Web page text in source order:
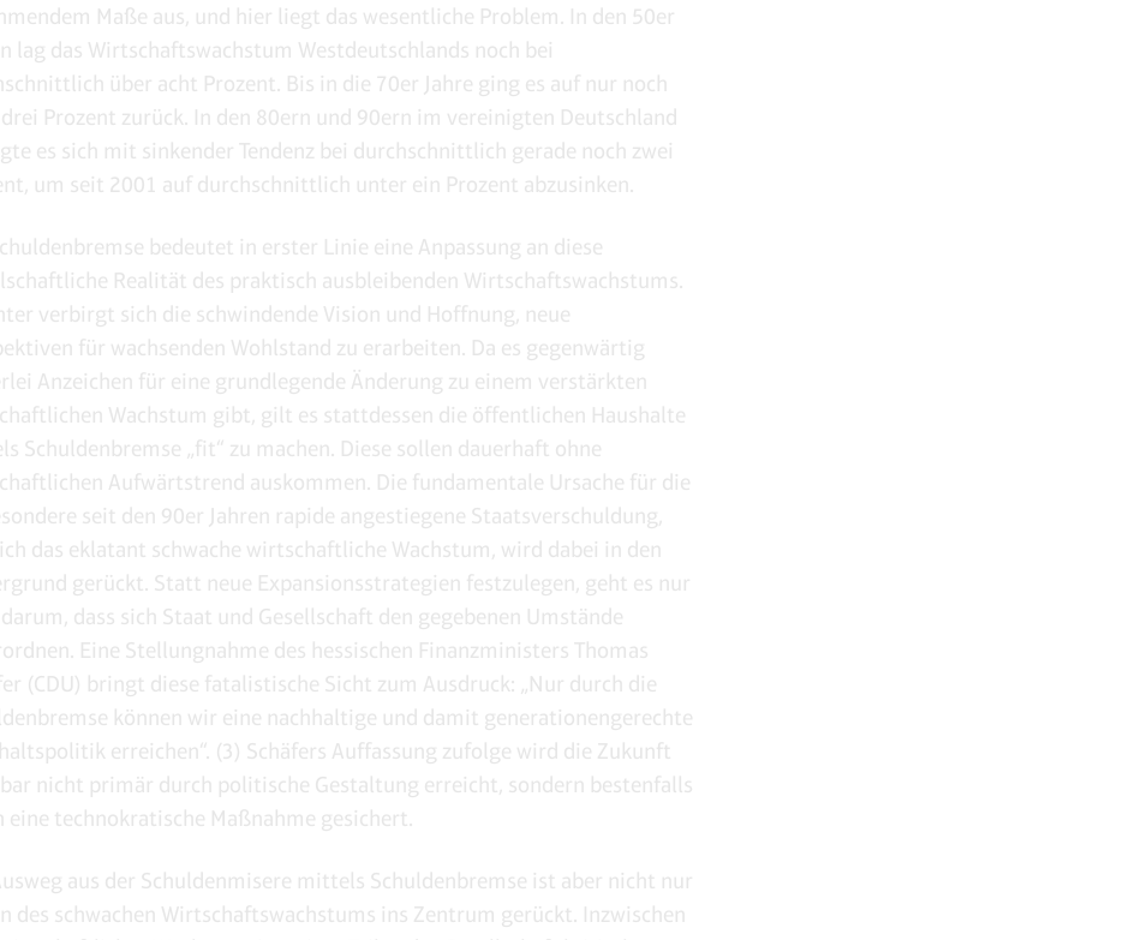
Maße aus, und hier liegt das wesentliche Problem. In den 50er
lag das Wirtschaftswachstum Westdeutschlands noch bei
über acht Prozent. Bis in die 70er Jahre ging es auf nur noch
Prozent zurück. In den 80ern und 90ern im vereinigten Deutschland
es sich mit sinkender Tendenz bei durchschnittlich gerade noch zwei
um seit 2001 auf durchschnittlich unter ein Prozent abzusinken.
bedeutet in erster Linie eine Anpassung an diese
Realität des praktisch ausbleibenden Wirtschaftswachstums.
verbirgt sich die schwindende Vision und Hoffnung, neue
für wachsenden Wohlstand zu erarbeiten. Da es gegenwärtig
Anzeichen für eine grundlegende Änderung zu einem verstärkten
Wachstum gibt, gilt es stattdessen die öffentlichen Haushalte
Schuldenbremse „fit“ zu machen. Diese sollen dauerhaft ohne
Aufwärtstrend auskommen. Die fundamentale Ursache für die
seit den 90er Jahren rapide angestiegene Staatsverschuldung,
das eklatant schwache wirtschaftliche Wachstum, wird dabei in den
gerückt. Statt neue Expansionsstrategien festzulegen, geht es nur
dass sich Staat und Gesellschaft den gegebenen Umstände
Eine Stellungnahme des hessischen Finanzministers Thomas
(CDU) bringt diese fatalistische Sicht zum Ausdruck: „Nur durch die
können wir eine nachhaltige und damit generationengerechte
erreichen“. (3) Schäfers Auffassung zufolge wird die Zukunft
nicht primär durch politische Gestaltung erreicht, sondern bestenfalls
eine technokratische Maßnahme gesichert.
aus der Schuldenmisere mittels Schuldenbremse ist aber nicht nur
des schwachen Wirtschaftswachstums ins Zentrum gerückt. Inzwischen